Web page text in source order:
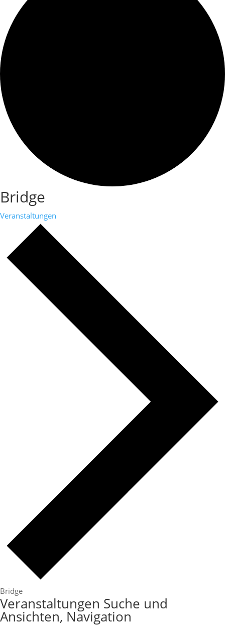
Bridge
Veranstaltungen
Bridge
Veranstaltungen
Veranstaltungen Suche und
Ansichten, Navigation